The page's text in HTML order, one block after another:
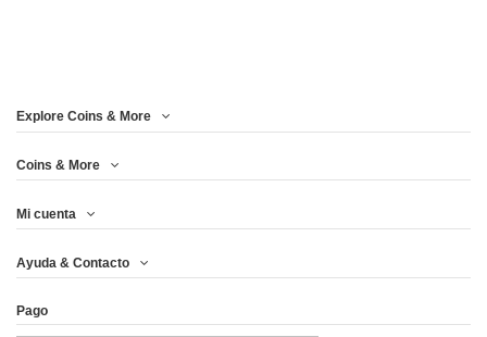
Explore Coins & More
Coins & More
Mi cuenta
Ayuda & Contacto
Pago